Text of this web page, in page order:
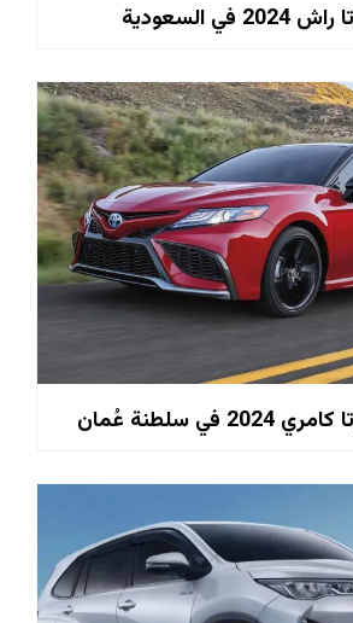
السعودية
سلطنة عُمان